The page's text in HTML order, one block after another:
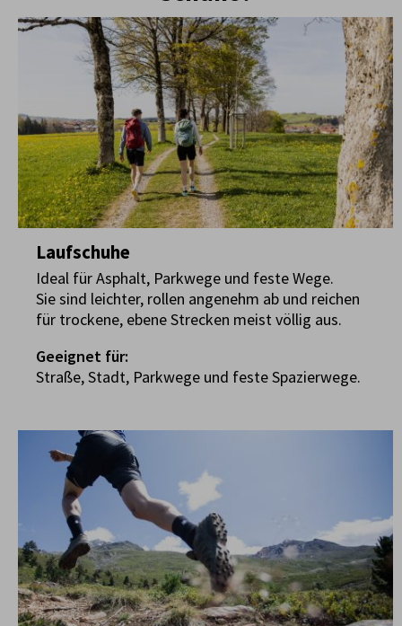
Laufschuhe
Ideal für Asphalt, Parkwege und feste Wege.
Sie sind leichter, rollen angenehm ab und reichen
für trockene, ebene Strecken meist völlig aus.
Geeignet für:
Straße, Stadt, Parkwege und feste Spazierwege.